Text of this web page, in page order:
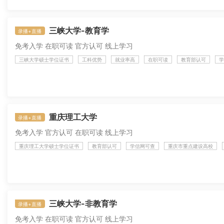
录播+直播 三峡大学-教育学
免考入学 在职可读 官方认可 线上学习
三峡大学硕士学位证书 工科优势 就业率高 在职可读 教育部认可
录播+直播 重庆理工大学
免考入学 官方认可 在职可读 线上学习
重庆理工大学硕士学位证书 教育部认可 学信网可查 重庆市重点建设高校
录播+直播 三峡大学-非教育学
免考入学 在职可读 官方认可 线上学习